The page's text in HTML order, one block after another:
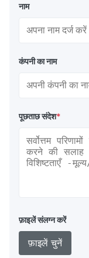
नाम
कंपनी का नाम
पूछताछ संदेश*
फ़ाइलें संलग्न करें
फ़ाइलें चुनें